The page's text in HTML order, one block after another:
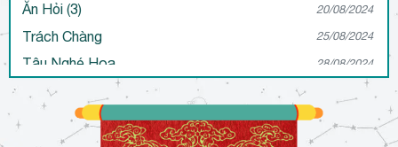
Ăn Hỏi (3) 20/08/2024
Trách Chàng 25/08/2024
Tậu Nghé Hoa 28/08/2024
May Áo 30/08/2024
Thiệt Van 31/08/2024
Giả Dại 04/09/2024